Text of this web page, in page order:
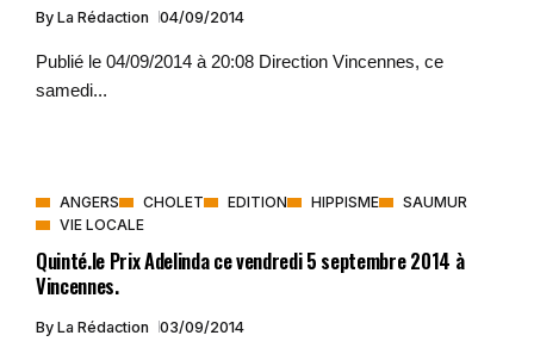
By La Rédaction 04/09/2014
Publié le 04/09/2014 à 20:08 Direction Vincennes, ce
samedi...
ANGERS CHOLET EDITION HIPPISME
SAUMUR
VIE LOCALE
Quinté.le Prix Adelinda ce vendredi 5 septembre 2014 à
Vincennes.
By La Rédaction 03/09/2014